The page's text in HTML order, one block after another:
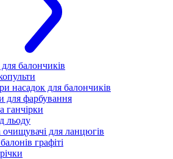
балончиків
насадок для балончиків
для фарбування
ганчірки
льоду
для ланцюгів
графіті